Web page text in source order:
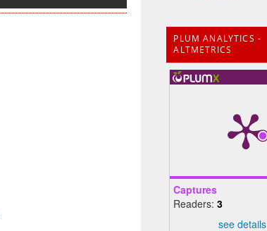
PLUM ANALYTICS -
ALTMETRICS
Captures
Readers:3
see details